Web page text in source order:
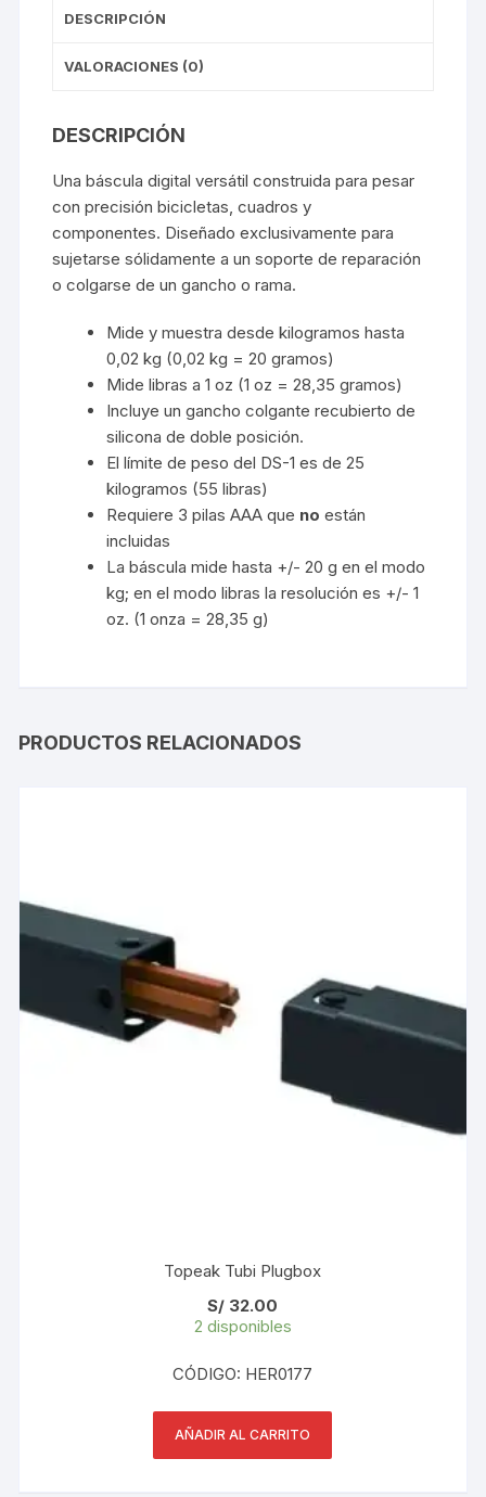
DESCRIPCIÓN
VALORACIONES (0)
DESCRIPCIÓN
Una báscula digital versátil construida para pesar
con precisión bicicletas, cuadros y
componentes. Diseñado exclusivamente para
sujetarse sólidamente a un soporte de reparación
o colgarse de un gancho o rama.
Mide y muestra desde kilogramos hasta
0,02 kg (0,02 kg = 20 gramos)
Mide libras a 1 oz (1 oz = 28,35 gramos)
Incluye un gancho colgante recubierto de
silicona de doble posición.
El límite de peso del DS-1 es de 25
kilogramos (55 libras)
Requiere 3 pilas AAA que no están
incluidas
La báscula mide hasta +/- 20 g en el modo
kg; en el modo libras la resolución es +/- 1
oz. (1 onza = 28,35 g)
PRODUCTOS RELACIONADOS
Topeak Tubi Plugbox
S/ 32.00
2 disponibles
CÓDIGO: HER0177
AÑADIR AL CARRITO